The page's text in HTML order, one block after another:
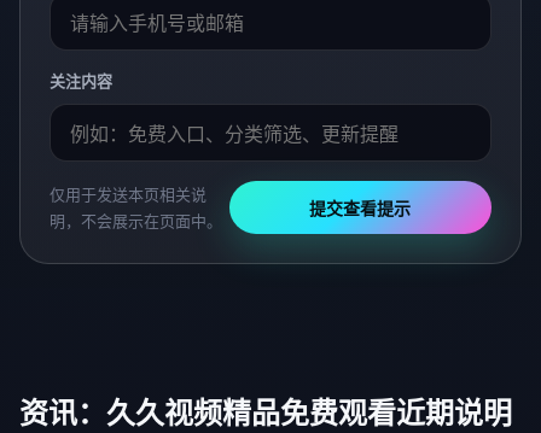
关注内容
仅用于发送本页相关说
明，不会展示在页面中。
提交查看提示
资讯：久久视频精品免费观看近期说明